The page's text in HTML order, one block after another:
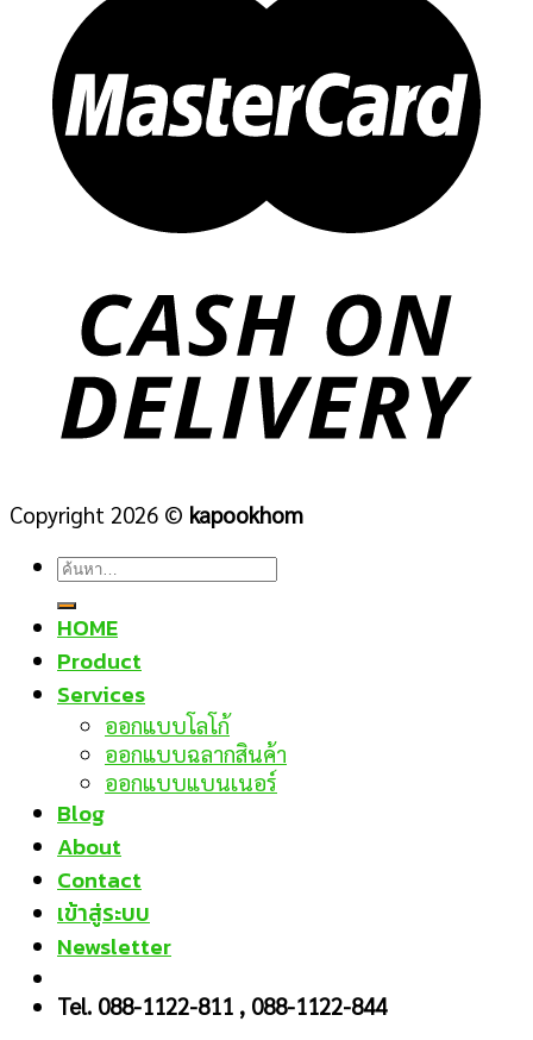
Copyright 2026 © kapookhom
ค้นหา:
HOME
Product
Services
ออกแบบโลโก้
ออกแบบฉลากสินค้า
ออกแบบแบนเนอร์
Blog
About
Contact
เข้าสู่ระบบ
Newsletter
Tel. 088-1122-811 , 088-1122-844